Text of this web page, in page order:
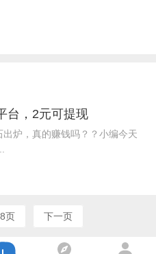
台，2元可提现
炉，真的赚钱吗？？小编今天
页 下一页